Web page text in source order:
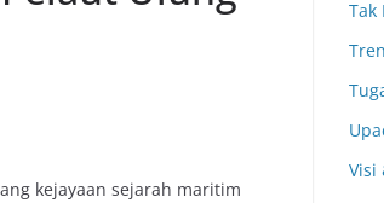
kejayaan sejarah maritim
Tak
Visi